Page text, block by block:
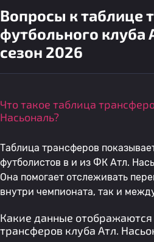
Вопросы к таблице
футбольного клуба
сезон 2026
Что такое таблица
Насьональ?
Таблица трансферов
футболистов в и из ФК Атл.
Она помогает отслеживать
внутри чемпионата, так и
Какие данные отображаются
трансферов клуба Атл.